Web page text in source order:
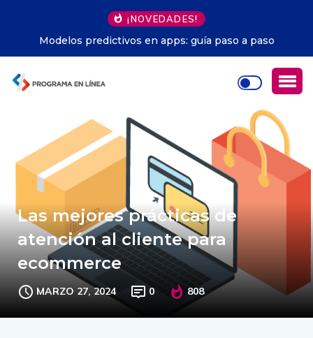
¡NOVEDADES!
Modelos predictivos en apps: guía paso a paso
Las mejores prácticas de
atención al cliente para
ecommerce
MARZO 27, 2024 0 808